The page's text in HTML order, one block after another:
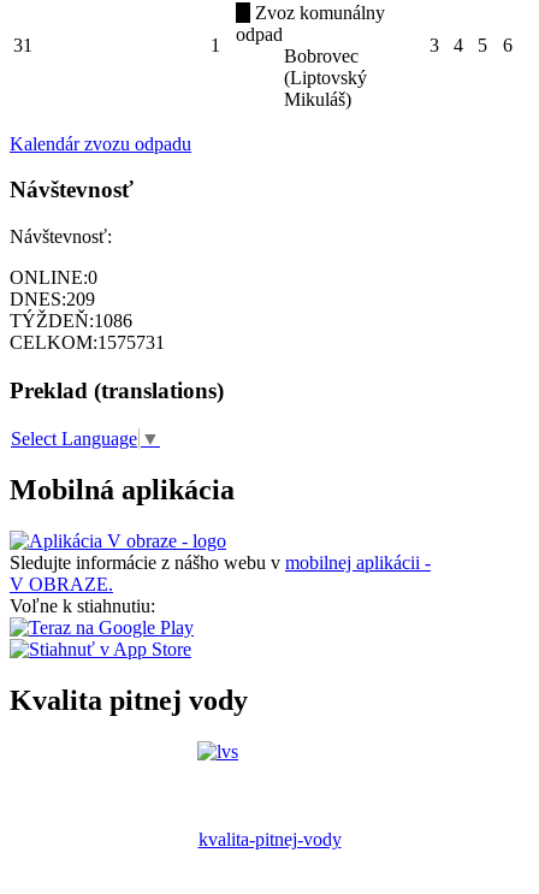
31 1
Zvoz komunálny
odpad
Bobrovec
(Liptovský
Mikuláš)
3 4 5 6
Kalendár zvozu odpadu
Návštevnosť
Návštevnosť:
ONLINE:0
DNES:209
TÝŽDEŇ:1086
CELKOM:1575731
Preklad (translations)
Select Language ▼
Mobilná aplikácia
Sledujte informácie z nášho webu v mobilnej aplikácii -
V OBRAZE.
Voľne k stiahnutiu:
Kvalita pitnej vody
kvalita-pitnej-vody